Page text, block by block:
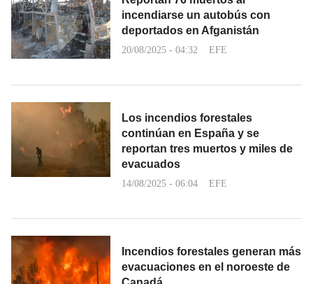
incendiarse un autobús con
deportados en Afganistán
20/08/2025 - 04:32 EFE
Los incendios forestales
continúan en España y se
reportan tres muertos y miles de
evacuados
14/08/2025 - 06:04 EFE
Incendios forestales generan más
evacuaciones en el noroeste de